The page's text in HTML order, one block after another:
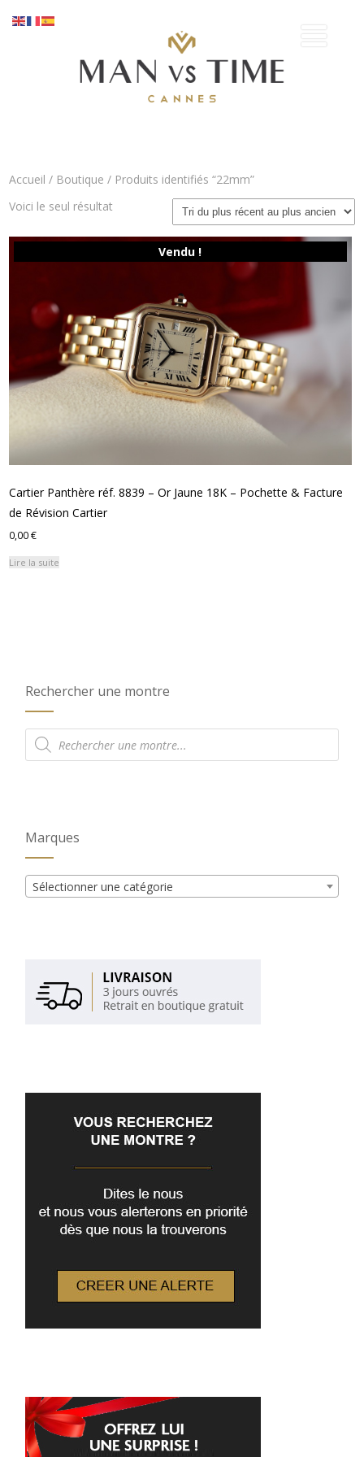
Accueil / Boutique / Produits identifiés “22mm”
Voici le seul résultat
Vendu !
Cartier Panthère réf. 8839 – Or Jaune 18K – Pochette & Facture
de Révision Cartier
0,00€
Lire la suite
Rechercher une montre
Recherche
de
produits
Marques
Sélectionner une catégorie